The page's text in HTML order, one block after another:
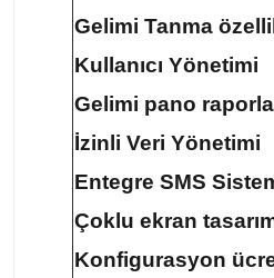
Gelimi Tanma
Kullanıcı Yönetimi
Gelimi pano
İzinli Veri Yönetimi
Entegre SMS
Çoklu ekran
Konfigurasyon